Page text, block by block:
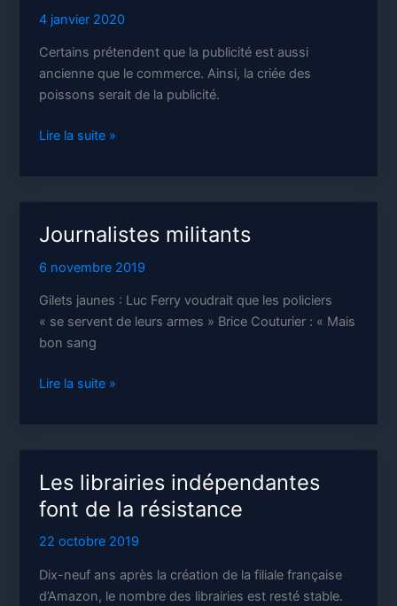
4 janvier 2020
Certains prétendent que la publicité est aussi
ancienne que le commerce. Ainsi, la criée des
poissons serait de la publicité.
Réclame,
Lire la suite »
Journalistes militants
6 novembre 2019
Gilets jaunes : Luc Ferry voudrait que les policiers
« se servent de leurs armes » Brice Couturier : « Mais
bon sang
Journalistes
Lire la suite »
Les librairies indépendantes
font de la résistance
22 octobre 2019
Dix-neuf ans après la création de la filiale française
d’Amazon, le nombre des librairies est resté stable.